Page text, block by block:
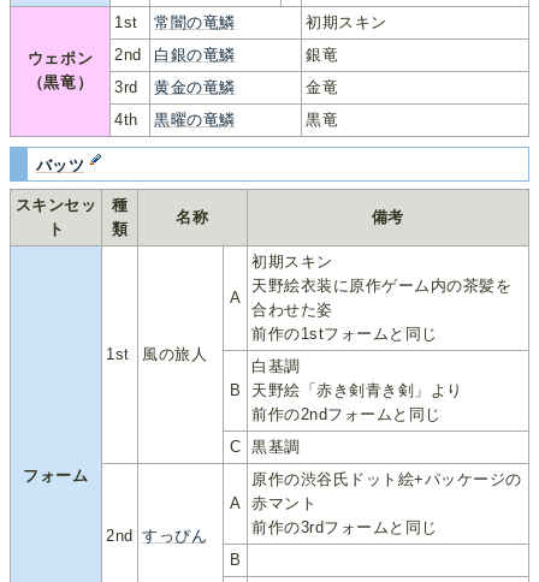
ウェポン
（黒竜）
1st 常闇の竜鱗
初期スキン
2nd
白銀の竜鱗
銀竜
3rd
黄金の竜鱗
金竜
4th
黒曜の竜鱗 黒竜
バッツ
スキンセッ
ト
種
類
名称 備考
フォーム
1st 風の旅人
A
初期スキン
天野絵衣装に原作ゲーム内の茶髪を
合わせた姿
前作の1stフォームと同じ
B
白基調
天野絵「赤き剣青き剣」より
前作の2ndフォームと同じ
C 黒基調
2nd すっぴん
A
原作の渋谷氏ドット絵+パッケージの
赤マント
前作の3rdフォームと同じ
B